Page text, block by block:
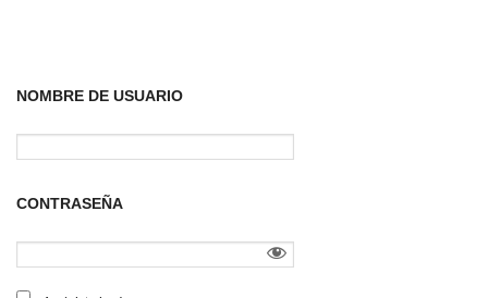
NOMBRE DE USUARIO
CONTRASEÑA